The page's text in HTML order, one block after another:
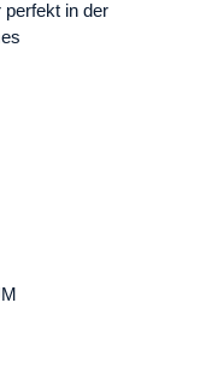
perfekt in der